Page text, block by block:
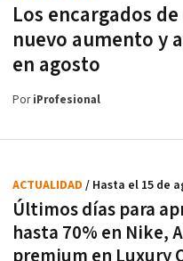
Los encargados
nuevo aumento y
en agosto
PoriProfesional
Últimos días para
hasta 70% en Nike,
premium en Luxury
ACTUALIDAD / Hasta el 15 de